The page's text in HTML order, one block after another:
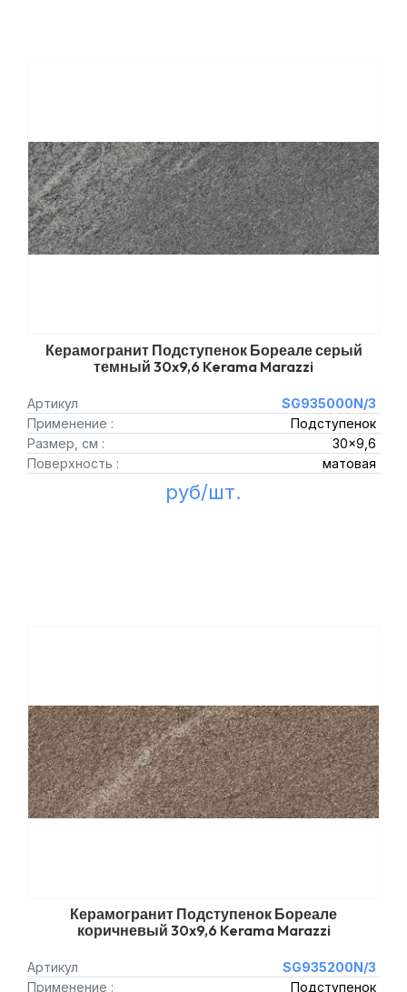
Керамогранит Подступенок Бореале серый
темный 30x9,6 Kerama Marazzi
Артикул
SG935000N/3
Применение :
Подступенок
Размер, см :
30x9,6
Поверхность :
матовая
руб/шт.
Керамогранит Подступенок Бореале
коричневый 30x9,6 Kerama Marazzi
Артикул
SG935200N/3
Применение :
Подступенок